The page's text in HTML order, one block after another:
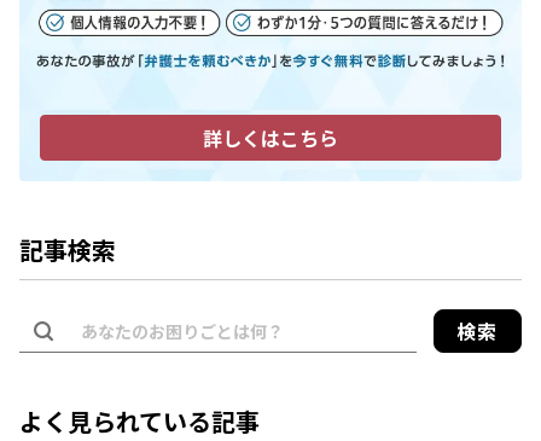
詳しくはこちら
記事検索
検索
よく見られている記事